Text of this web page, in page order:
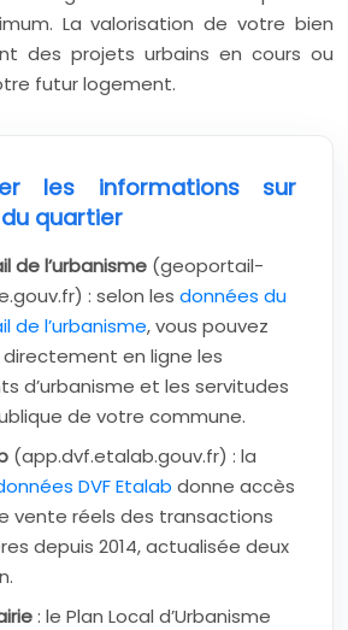
La valorisation de votre bien
des projets urbains en cours ou
futur logement.
les informations sur
quartier
de l’urbanisme (geoportail-
: selon les données du
de l’urbanisme, vous pouvez
en ligne les
d’urbanisme et les servitudes
de votre commune.
(app.dvf.etalab.gouv.fr) : la
DVF Etalab donne accès
vente réels des transactions
depuis 2014, actualisée deux
: le Plan Local d’Urbanisme